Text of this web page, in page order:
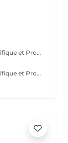
Diagnostique, Shampooing Traitant, Soin Spécifique et Produits Coiffants inclus
Diagnostique, Shampooing Traitant, Soin Spécifique et Produits Coiffants inclus